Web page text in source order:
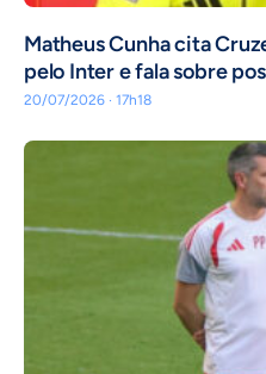
Matheus Cunha cita
pelo Inter e fala sobre
20/07/2026 · 17h18